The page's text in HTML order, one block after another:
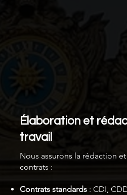
Élaboration et
travail
Nous assurons la rédaction
contrats :
Contrats standards: CDI,